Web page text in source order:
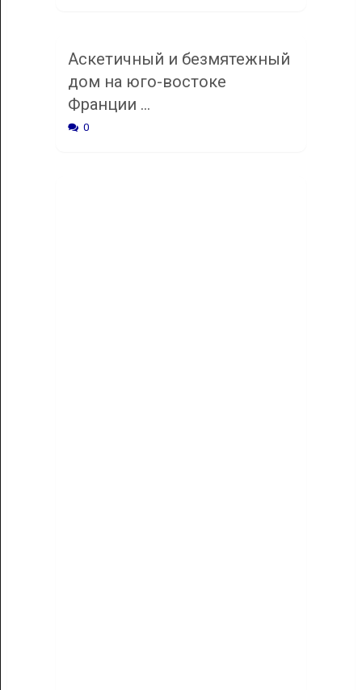
Аскетичный и безмятежный
дом на юго-востоке
Франции …
0